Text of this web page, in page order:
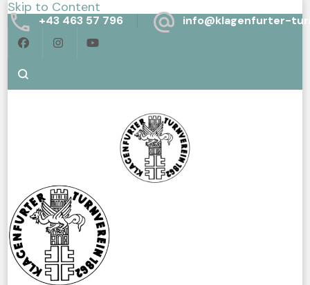
Skip to Content
+43 463 57 796 info@klagenfurter-